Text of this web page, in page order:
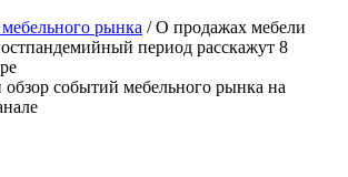
рынка /О продажах мебели
период расскажут 8
обзор событий мебельного рынка на